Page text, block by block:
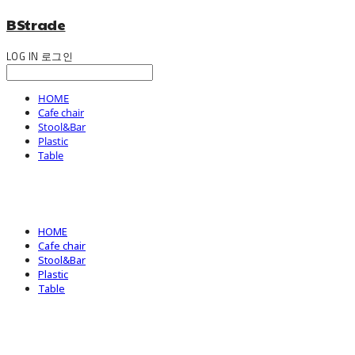
BStrade
LOG IN 로그인
HOME
Cafe chair
Stool&Bar
Plastic
Table
HOME
Cafe chair
Stool&Bar
Plastic
Table